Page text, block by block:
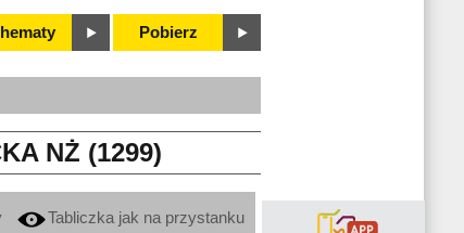
Pobierz
NŻ (1299)
Tabliczka jak na przystanku